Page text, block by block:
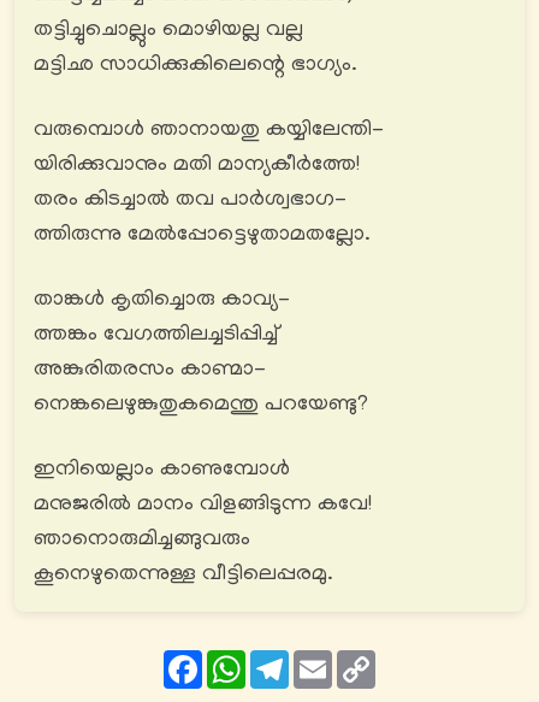
തട്ടിച്ചുചൊല്ലും മൊഴിയല്ല വല്ല
മട്ടിഛ സാധിക്കുകിലെന്റെ ഭാഗ്യം.
വരുമ്പൊൾ ഞാനായതു കയ്യിലേന്തി-
യിരിക്കുവാനും മതി മാന്യകീർത്തേ!
തരം കിടച്ചാൽ തവ പാർശ്വഭാഗ-
ത്തിരുന്നു മേൽപ്പോട്ടെഴുതാമതല്ലോ.
താങ്കൾ കൃതിച്ചൊരു കാവ്യ-
ത്തങ്കം വേഗത്തിലച്ചടിപ്പിച്ച്
അങ്കുരിതരസം കാണ്മാ-
നെങ്കലെഴുങ്കുതുകമെന്തു പറയേണ്ടു?
ഇനിയെല്ലാം കാണുമ്പോൾ
മനുജരിൽ മാനം വിളങ്ങിടുന്ന കവേ!
ഞാനൊരുമിച്ചങ്ങുവരും
കൂനെഴുതെന്നുള്ള വീട്ടിലെപ്പരമു.
FacebookWhatsAppTelegram
Email